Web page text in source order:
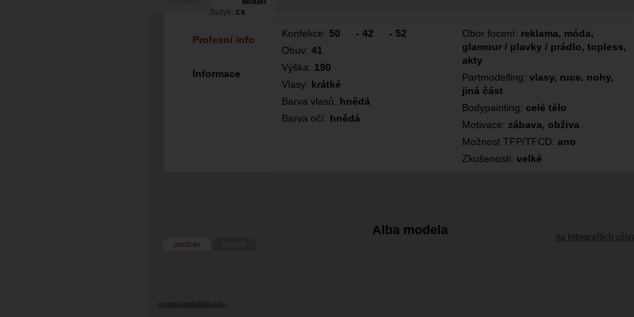
Jazyk: cs
Konfekce: 50 - 42 - 52
Obuv: 41
Výška: 190
Vlasy: krátké
Barva vlasů: hnědá
Barva očí: hnědá
Obor focení: reklama, móda,
glamour / plavky / prádlo, topless,
akty
Partmodelling: vlasy, ruce, nohy,
jiná část
Bodypainting: celé tělo
Motivace: zábava, obživa
Možnost TFP/TFCD: ano
Zkušenosti: velké
Profesní info
Informace
Alba modela
portfolio
na fotografiích